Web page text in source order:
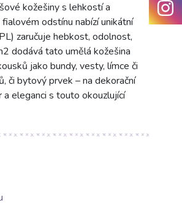
kožešiny s lehkostí a
odstínu nabízí unikátní
zaručuje hebkost, odolnost,
dodává tato umělá kožešina
jako bundy, vesty, límce či
či bytový prvek – na dekorační
a eleganci s touto okouzlující